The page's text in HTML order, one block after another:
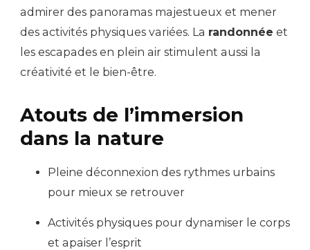
admirer des panoramas majestueux et mener
des activités physiques variées. La randonnée et
les escapades en plein air stimulent aussi la
créativité et le bien-être.
Atouts de l’immersion
dans la nature
Pleine déconnexion des rythmes urbains
pour mieux se retrouver
Activités physiques pour dynamiser le corps
et apaiser l’esprit